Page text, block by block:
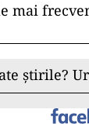
mai
știrile?